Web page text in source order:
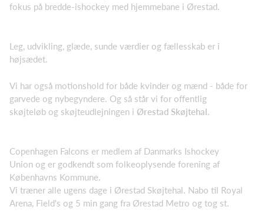
fokus på bredde-ishockey med hjemmebane i Ørestad.
Leg, udvikling, glæde, sunde værdier og fællesskab er i
højsædet.
Vi har også motionshold for både kvinder og mænd - både for
garvede og nybegyndere. Og så står vi for offentlig
skøjteløb og skøjteudlejningen i Ørestad Skøjtehal.
Copenhagen Falcons er medlem af Danmarks Ishockey
Union og er godkendt som folkeoplysende forening af
Københavns Kommune.
Vi træner alle ugens dage i Ørestad Skøjtehal. Nabo til Royal
Arena, Field's og 5 min gang fra Ørestad Metro og tog st.